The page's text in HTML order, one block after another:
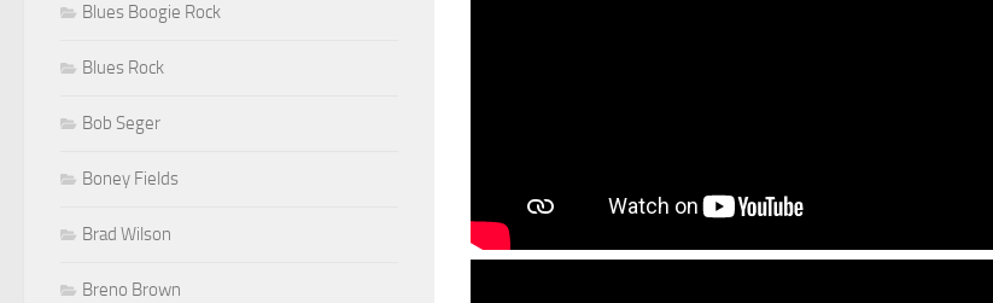
Blues Boogie Rock
Blues Rock
Bob Seger
Boney Fields
Brad Wilson
Breno Brown